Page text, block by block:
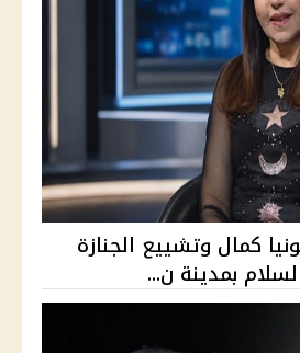
كمال وتشييع الجنازة
بمدينة ن...